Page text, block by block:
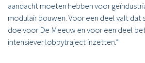
aandacht moeten hebben voor
modulair bouwen. Voor een deel valt dat
doe voor De Meeuw en voor een deel
intensiever lobbytraject inzetten.”